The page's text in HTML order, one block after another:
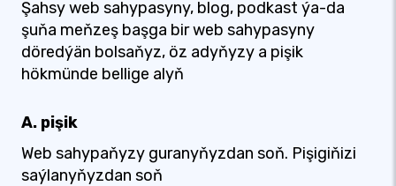
Şahsy web sahypasyny, blog, podkast ýa-da
şuňa meňzeş başga bir web sahypasyny
döredýän bolsaňyz, öz adyňyzy a pişik
hökmünde bellige alyň
A. pişik
Web sahypaňyzy guranyňyzdan soň. Pişigiňizi
saýlanyňyzdan soň